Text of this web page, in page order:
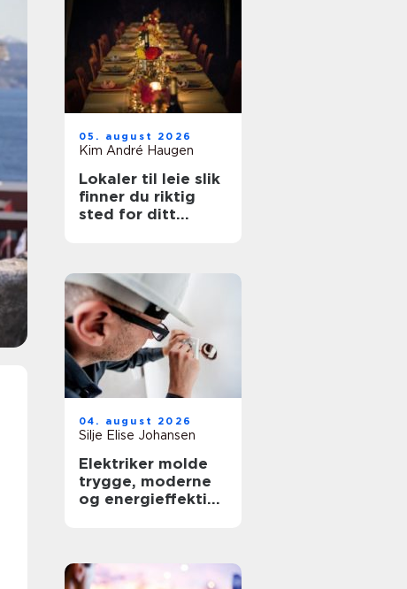
05. august 2026
Kim André Haugen
Lokaler til leie slik
finner du riktig
sted for ditt
04. august 2026
Silje Elise Johansen
Elektriker molde
trygge, moderne
og energieffektive